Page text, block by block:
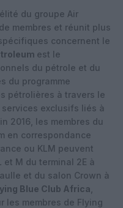
du groupe Air
membres et réunit plus
concernent le
est le
du pétrole et du
du programme
pétrolières à travers le
exclusifs liés à
2016, les membres du
en correspondance
ou KLM peuvent
M du terminal 2E à
et du salon Crown à
Blue Club Africa
les membres de Flying